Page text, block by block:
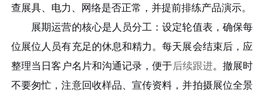
查展具、电力、网络是否正常，并提前排练产品演示。
展期运营的核心是人员分工：设定轮值表，确保每
位展位人员有充足的休息和精力。每天展会结束后，应
整理当日客户名片和沟通记录，便于后续跟进。撤展时
不要匆忙，注意回收样品、宣传资料，并拍摄展位全景